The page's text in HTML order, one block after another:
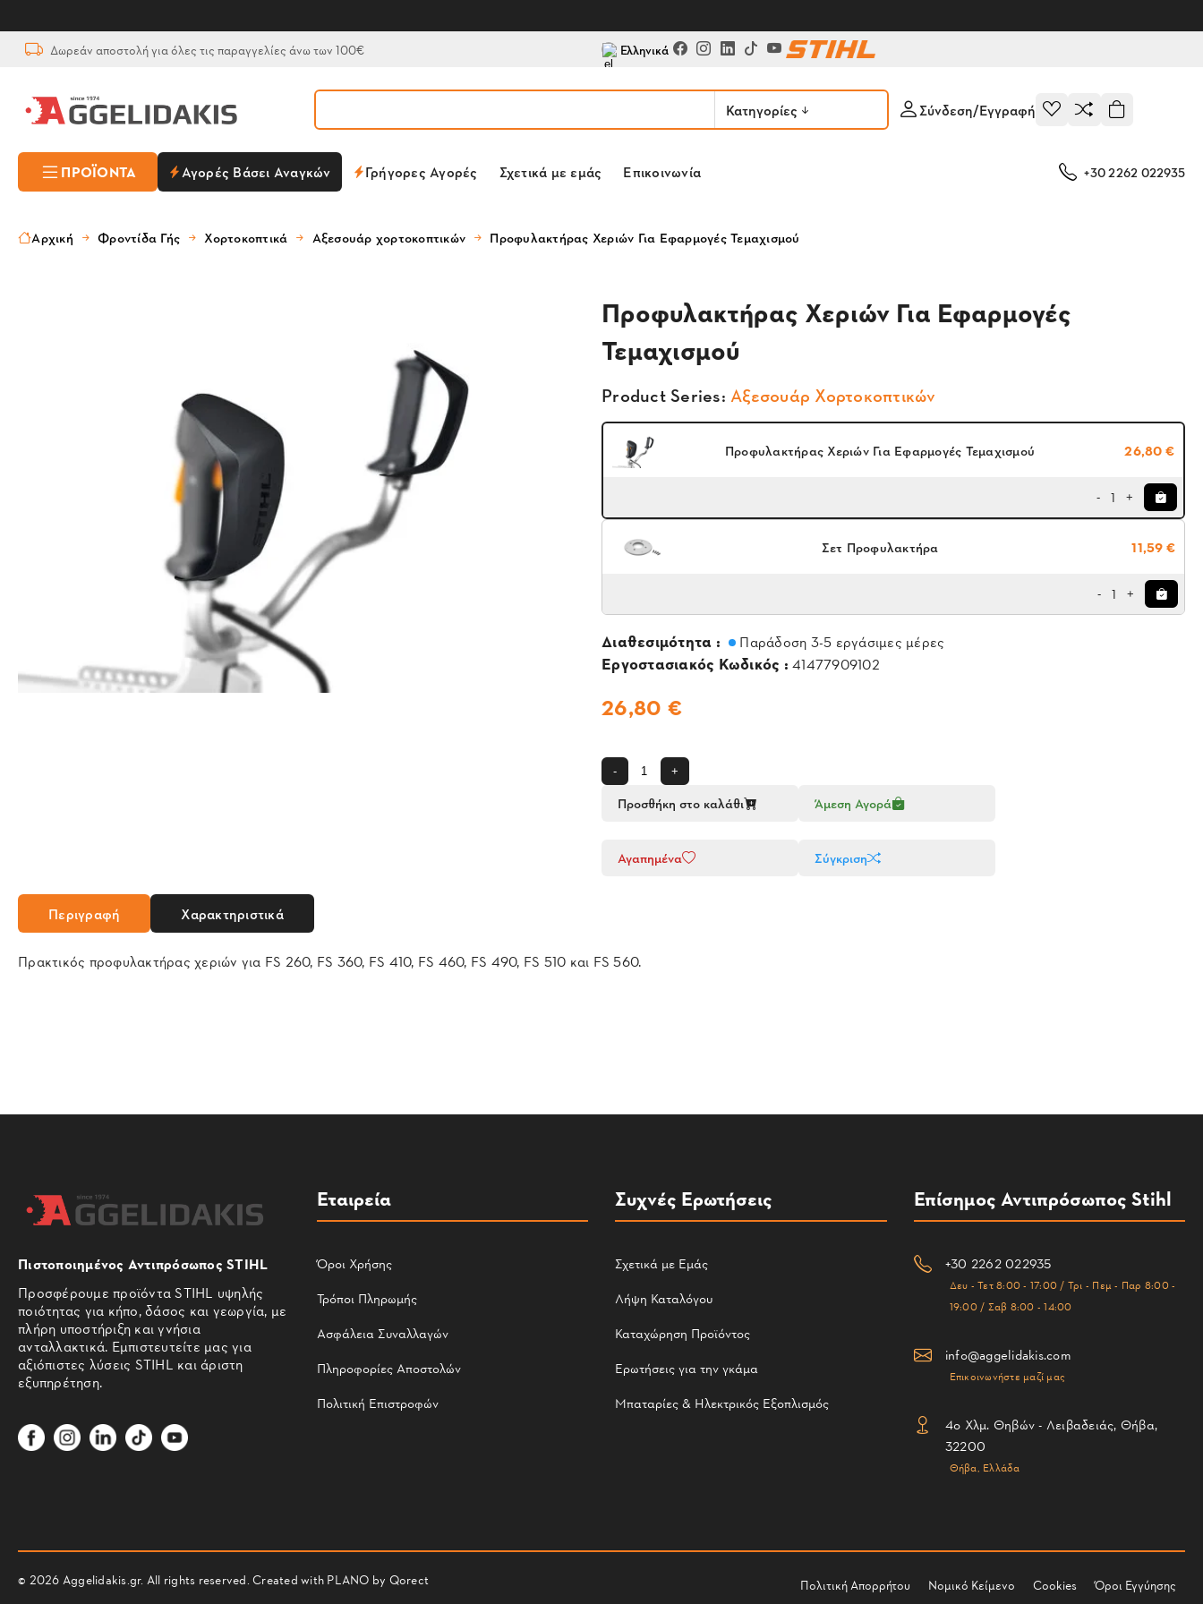
Δωρεάν αποστολή για όλες τις παραγγελίες άνω των 100€ Ελληνικά
Κατηγορίες Σύνδεση/Εγγραφή
ΠΡΟΪΌΝΤΑ Αγορές Βάσει Αναγκών Γρήγορες Αγορές Σχετικά με εμάς Επικοινωνία +30 2262 022935
Αρχική Φροντίδα Γής Χορτοκοπτικά Αξεσουάρ χορτοκοπτικών Προφυλακτήρας Χεριών Για Εφαρμογές Τεμαχισμού
Προφυλακτήρας Χεριών Για Εφαρμογές
Τεμαχισμού
Product Series: Αξεσουάρ Χορτοκοπτικών
Προφυλακτήρας Χεριών Για Εφαρμογές Τεμαχισμού 26,80 €
- 1 +
Σετ Προφυλακτήρα 11,59 €
- 1 +
Διαθεσιμότητα : Παράδοση 3-5 εργάσιμες μέρες
Εργοστασιακός Κωδικός : 41477909102
26,80 €
- +
Προσθήκη στο καλάθι Άμεση Αγορά
Αγαπημένα Σύγκριση
Περιγραφή Χαρακτηριστικά
Πρακτικός προφυλακτήρας χεριών για FS 260, FS 360, FS 410, FS 460, FS 490, FS 510 και FS 560.
Πιστοποιημένος Αντιπρόσωπος STIHL
Προσφέρουμε προϊόντα STIHL υψηλής
ποιότητας για κήπο, δάσος και γεωργία, με
πλήρη υποστήριξη και γνήσια
ανταλλακτικά. Εμπιστευτείτε μας για
αξιόπιστες λύσεις STIHL και άριστη
εξυπηρέτηση.
Εταιρεία
Όροι Χρήσης
Τρόποι Πληρωμής
Ασφάλεια Συναλλαγών
Πληροφορίες Αποστολών
Πολιτική Επιστροφών
Συχνές Ερωτήσεις
Σχετικά με Εμάς
Λήψη Καταλόγου
Καταχώρηση Προϊόντος
Ερωτήσεις για την γκάμα
Μπαταρίες & Ηλεκτρικός Εξοπλισμός
Επίσημος Αντιπρόσωπος Stihl
+30 2262 022935
Δευ - Τετ 8:00 - 17:00 / Τρι - Πεμ - Παρ 8:00 -
19:00 / Σαβ 8:00 - 14:00
info@aggelidakis.com
Επικοινωνήστε μαζί μας
4ο Χλμ. Θηβών - Λειβαδειάς, Θήβα,
32200
Θήβα, Ελλάδα
© 2026 Aggelidakis.gr. All rights reserved. Created with PLANO by Qorect Πολιτική Απορρήτου Νομικό Κείμενο Cookies Όροι Εγγύησης